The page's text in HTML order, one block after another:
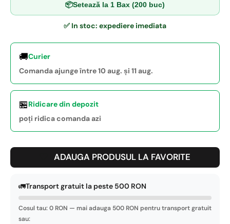
📦Setează la 1 Bax (200 buc)
✅ In stoc: expediere imediata
🚚Curier
Comanda ajunge între 10 aug. și 11 aug.
🏪Ridicare din depozit
poți ridica comanda azi
ADAUGA PRODUSUL LA FAVORITE
🚛Transport gratuit la peste 500 RON
Cosul tau: 0 RON — mai adauga 500 RON pentru transport gratuit
sau: